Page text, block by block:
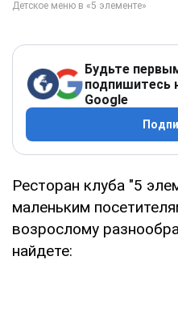
Будьте
подпишитесь
Google
Ресторан клуба "5
маленьким
возрослому
найдете: